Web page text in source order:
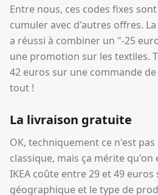
Entre nous, ces codes fixes
cumuler avec d'autres offres.
a réussi à combiner un "-25
une promotion sur les textiles.
42 euros sur une commande
tout !
La livraison gratuite
OK, techniquement ce n'est
classique, mais ça mérite qu'on
IKEA coûte entre 29 et 49
géographique et le type de